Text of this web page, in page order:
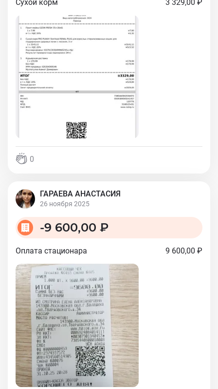
Сухой корм 3 329,00 ₽
0
ГАРАЕВА АНАСТАСИЯ
26 ноября 2025
-9 600,00 ₽
Оплата стационара 9 600,00 ₽